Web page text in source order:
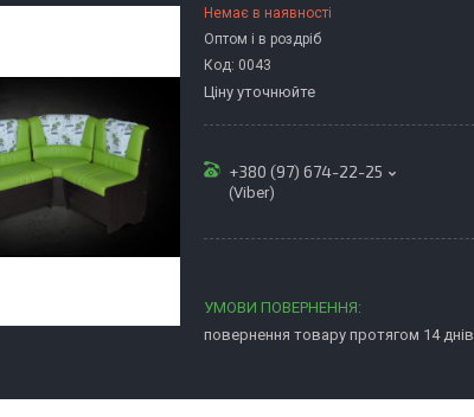
Немає в наявності
Оптом і в роздріб
Код: 0043
Ціну уточнюйте
+380 (97) 674-22-25
(Viber)
повернення товару протягом 14 днів